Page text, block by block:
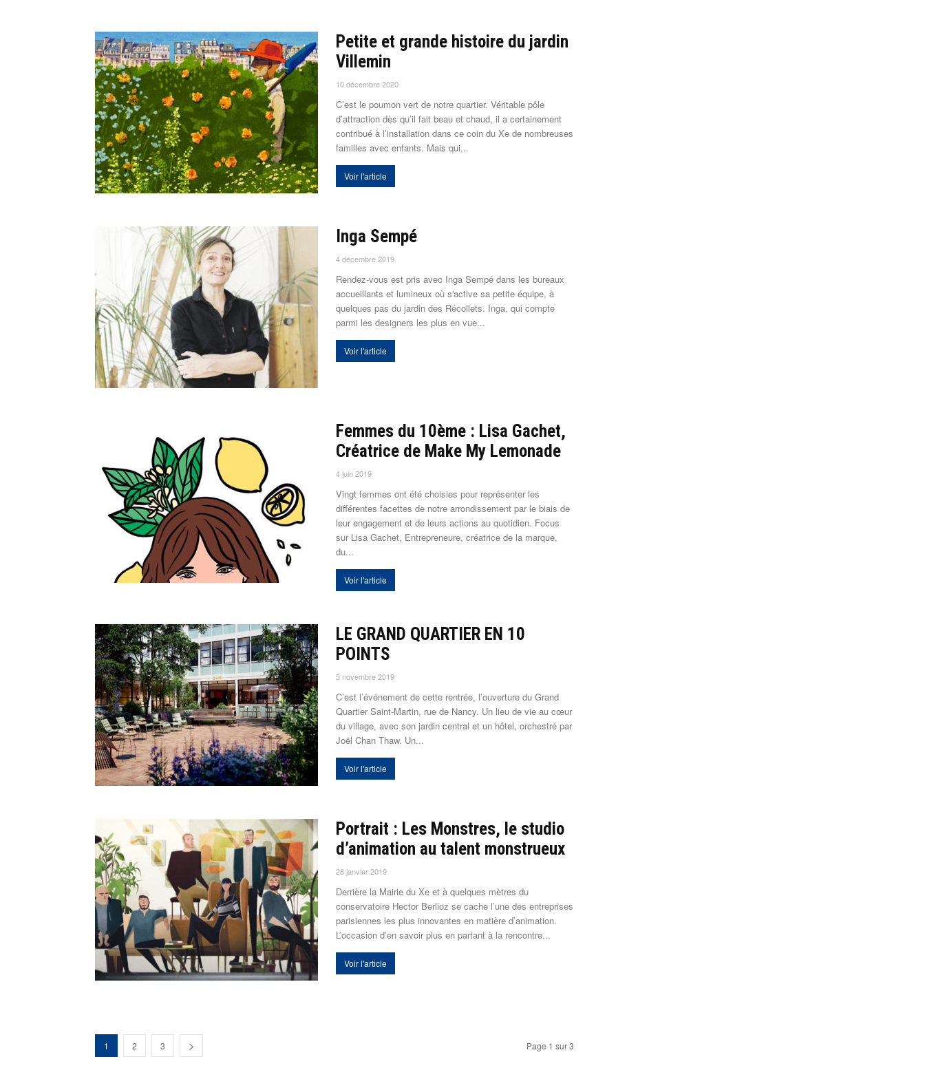
Petite et grande histoire du jardin
Villemin
10 décembre 2020
C’est le poumon vert de notre quartier. Véritable pôle
d’attraction dès qu’il fait beau et chaud, il a certainement
contribué à l’installation dans ce coin du Xe de nombreuses
familles avec enfants. Mais qui...
Voir l'article
Inga Sempé
4 décembre 2019
Rendez-vous est pris avec Inga Sempé dans les bureaux
accueillants et lumineux où s'active sa petite équipe, à
quelques pas du jardin des Récollets. Inga, qui compte
parmi les designers les plus en vue...
Voir l'article
Femmes du 10ème : Lisa Gachet,
Créatrice de Make My Lemonade
4 juin 2019
Vingt femmes ont été choisies pour représenter les
différentes facettes de notre arrondissement par le biais de
leur engagement et de leurs actions au quotidien. Focus
sur Lisa Gachet, Entrepreneure, créatrice de la marque,
du...
Voir l'article
LE GRAND QUARTIER EN 10
POINTS
5 novembre 2019
C’est l’événement de cette rentrée, l’ouverture du Grand
Quartier Saint-Martin, rue de Nancy. Un lieu de vie au cœur
du village, avec son jardin central et un hôtel, orchestré par
Joël Chan Thaw. Un...
Voir l'article
Portrait : Les Monstres, le studio
d’animation au talent monstrueux
28 janvier 2019
Derrière la Mairie du Xe et à quelques mètres du
conservatoire Hector Berlioz se cache l’une des entreprises
parisiennes les plus innovantes en matière d’animation.
L’occasion d’en savoir plus en partant à la rencontre...
Voir l'article
1 2 3 Page 1 sur 3